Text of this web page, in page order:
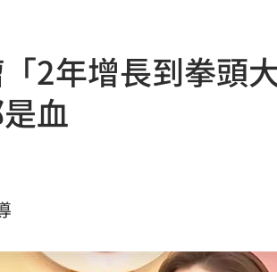
招：恐白忙一場
謝金河痛心發聲
最猛成長逾10%
IG下場慘了
」霸氣狂賺
他與戰爭間拉鋸
夫退休金拒分 03:08
2年增長到拳頭
血